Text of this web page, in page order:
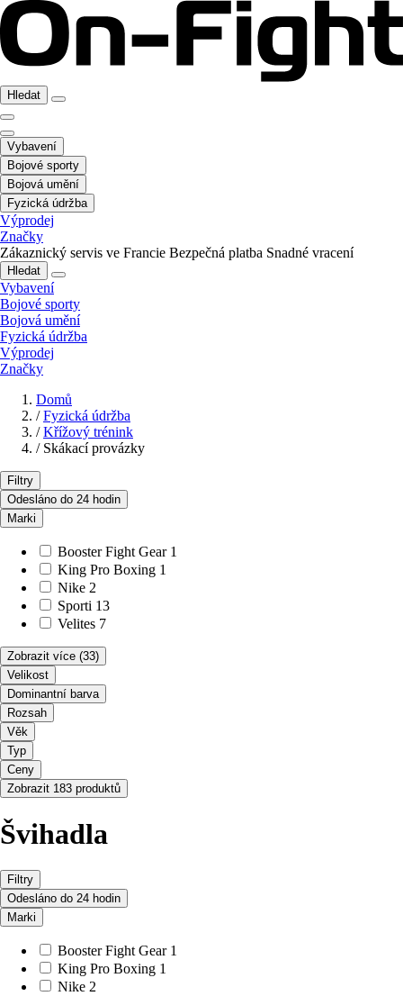
Hledat
Vybavení
Bojové sporty
Bojová umění
Fyzická údržba
Výprodej
Značky
Zákaznický servis ve Francie Bezpečná platba Snadné vracení
Hledat
Vybavení
Bojové sporty
Bojová umění
Fyzická údržba
Výprodej
Značky
Domů
/ Fyzická údržba
/ Křížový trénink
/ Skákací provázky
Filtry
Odesláno do 24 hodin
Marki
Booster Fight Gear 1
King Pro Boxing 1
Nike 2
Sporti 13
Velites 7
Zobrazit více (33)
Velikost
Dominantní barva
Rozsah
Věk
Typ
Ceny
Zobrazit 183 produktů
Švihadla
Filtry
Odesláno do 24 hodin
Marki
Booster Fight Gear 1
King Pro Boxing 1
Nike 2